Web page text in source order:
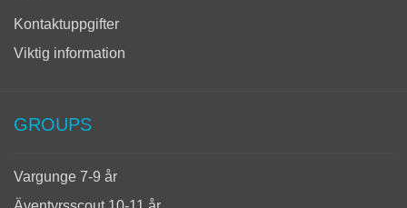
Kontaktuppgifter
Viktig information
GROUPS
Vargunge 7-9 år